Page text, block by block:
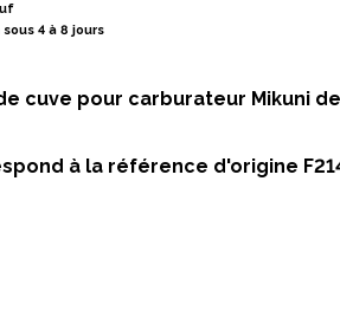
4 à 8 jours
cuve pour carburateur Mikuni de
à la référence d'origine